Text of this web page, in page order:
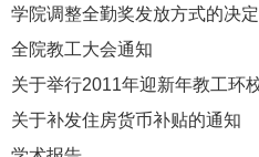
学院调整全勤奖发放方式的决定
全院教工大会通知
关于补发住房货币补贴的通知